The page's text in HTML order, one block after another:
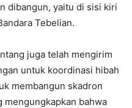
dibangun, yaitu di sisi kiri
Tebelian.
juga telah mengirim
untuk koordinasi hibah
membangun skadron
bahwa